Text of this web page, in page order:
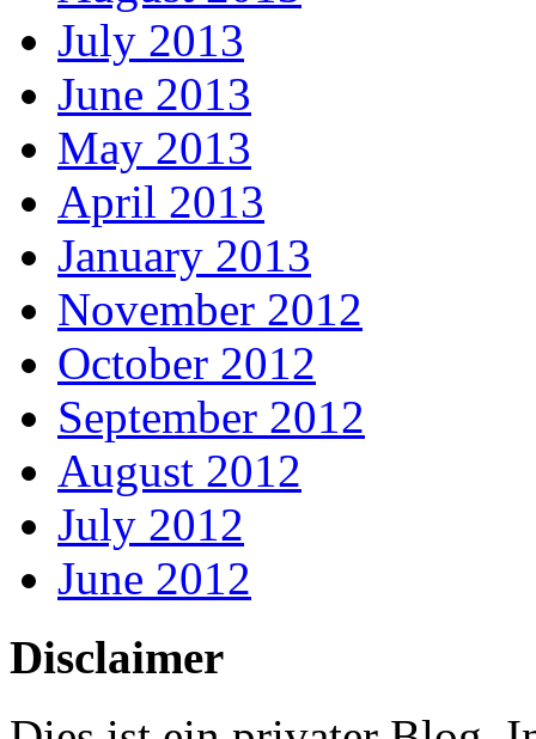
July 2013
June 2013
May 2013
April 2013
January 2013
November 2012
October 2012
September 2012
August 2012
July 2012
June 2012
Disclaimer